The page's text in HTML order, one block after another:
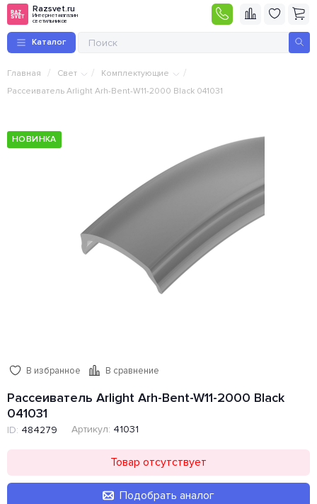
Razsvet.ru
Интернет-магазин
светильников
Каталог
Главная / Свет / Комплектующие /
Рассеиватель Arlight Arh-Bent-W11-2000 Black 041031
НОВИНКА
В избранное В сравнение
Рассеиватель Arlight Arh-Bent-W11-2000 Black
041031
ID: 484279 Артикул: 41031
Товар отсутствует
Подобрать аналог